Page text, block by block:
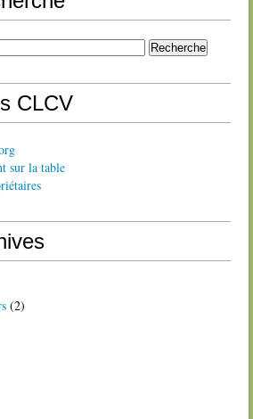
CLCV
sur la table
(2)